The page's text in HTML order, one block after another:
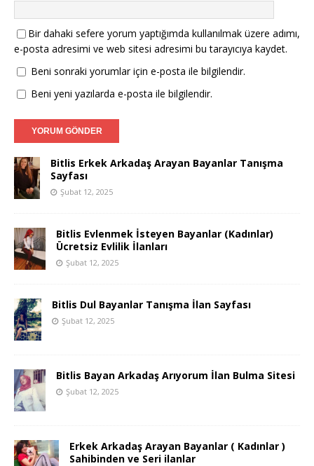
Bir dahaki sefere yorum yaptığımda kullanılmak üzere adımı,
e-posta adresimi ve web sitesi adresimi bu tarayıcıya kaydet.
Beni sonraki yorumlar için e-posta ile bilgilendir.
Beni yeni yazılarda e-posta ile bilgilendir.
Bitlis Erkek Arkadaş Arayan Bayanlar Tanışma
Sayfası
Şubat 12, 2025
Bitlis Evlenmek İsteyen Bayanlar (Kadınlar)
Ücretsiz Evlilik İlanları
Şubat 12, 2025
Bitlis Dul Bayanlar Tanışma İlan Sayfası
Şubat 12, 2025
Bitlis Bayan Arkadaş Arıyorum İlan Bulma Sitesi
Şubat 12, 2025
Erkek Arkadaş Arayan Bayanlar ( Kadınlar )
Sahibinden ve Seri ilanlar